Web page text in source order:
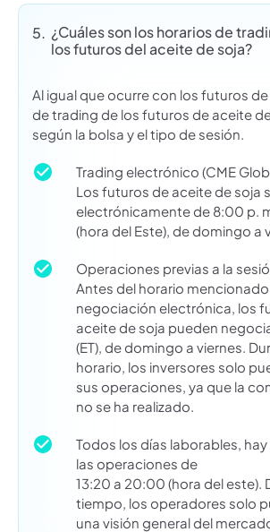
5. ¿Cuáles son los horarios de
los futuros del aceite de soja?
Al igual que ocurre con los futuros
de trading de los futuros de aceite
según la bolsa y el tipo de sesión.
Trading electrónico (CME
Los futuros de aceite de soja
electrónicamente de 8:00 p.
(hora del Este), de domingo a
Operaciones previas a la
Antes del horario mencionado
negociación electrónica, los
aceite de soja pueden
(ET), de domingo a viernes.
horario, los inversores solo
sus operaciones, ya que la
no se ha realizado.
Todos los días laborables,
las operaciones de
13:20 a 20:00 (hora del este).
tiempo, los operadores solo
una visión general del